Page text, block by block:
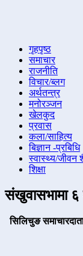
गृहपृष्ठ
समाचार
राजनीति
विचार/ब्लग
अर्थतन्त्र
मनोरञ्जन
खेलकुद
प्रवास
कला/साहित्य
बिज्ञान -प्रबिधि
स्वास्थ्य/जीवन
शिक्षा
संखुवासभामा ६
सिलिचुङ